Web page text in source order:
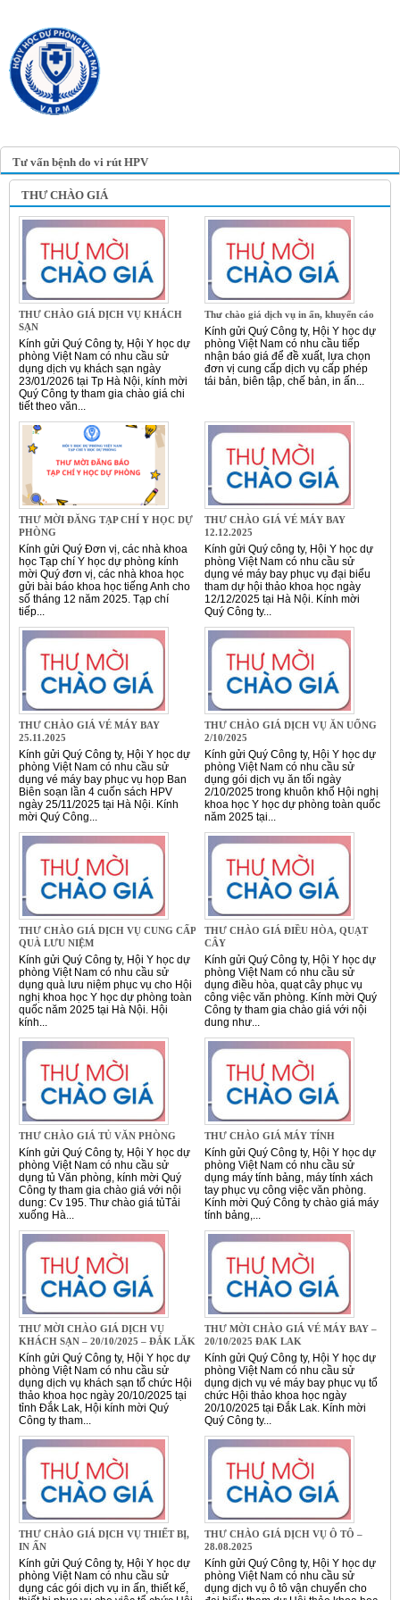
Tư vấn bệnh do vi rút HPV
THƯ CHÀO GIÁ
THƯ CHÀO GIÁ DỊCH VỤ KHÁCH
SẠN
Kính gửi Quý Công ty, Hội Y học dự
phòng Việt Nam có nhu cầu sử
dụng dịch vụ khách sạn ngày
23/01/2026 tại Tp Hà Nội, kính mời
Quý Công ty tham gia chào giá chi
tiết theo văn...
Thư chào giá dịch vụ in ấn, khuyến cáo
Kính gửi Quý Công ty, Hội Y học dự
phòng Việt Nam có nhu cầu tiếp
nhận báo giá để đề xuất, lựa chọn
đơn vị cung cấp dịch vụ cấp phép
tái bản, biên tập, chế bản, in ấn...
THƯ MỜI ĐĂNG TẠP CHÍ Y HỌC DỰ
PHÒNG
Kính gửi Quý Đơn vị, các nhà khoa
học Tạp chí Y học dự phòng kính
mời Quý đơn vị, các nhà khoa học
gửi bài báo khoa học tiếng Anh cho
số tháng 12 năm 2025. Tạp chí
tiếp...
THƯ CHÀO GIÁ VÉ MÁY BAY
12.12.2025
Kính gửi Quý công ty, Hội Y học dự
phòng Việt Nam có nhu cầu sử
dụng vé máy bay phục vụ đại biểu
tham dự hội thảo khoa học ngày
12/12/2025 tại Hà Nội. Kính mời
Quý Công ty...
THƯ CHÀO GIÁ VÉ MÁY BAY
25.11.2025
Kính gửi Quý Công ty, Hội Y học dự
phòng Việt Nam có nhu cầu sử
dụng vé máy bay phục vụ họp Ban
Biên soạn lần 4 cuốn sách HPV
ngày 25/11/2025 tại Hà Nội. Kính
mời Quý Công...
THƯ CHÀO GIÁ DỊCH VỤ ĂN UỐNG
2/10/2025
Kính gửi Quý Công ty, Hội Y học dự
phòng Việt Nam có nhu cầu sử
dụng gói dịch vụ ăn tối ngày
2/10/2025 trong khuôn khổ Hội nghị
khoa học Y học dự phòng toàn quốc
năm 2025 tại...
THƯ CHÀO GIÁ DỊCH VỤ CUNG CẤP
QUÀ LƯU NIỆM
Kính gửi Quý Công ty, Hội Y học dự
phòng Việt Nam có nhu cầu sử
dụng quà lưu niệm phục vụ cho Hội
nghị khoa học Y học dự phòng toàn
quốc năm 2025 tại Hà Nội. Hội
kính...
THƯ CHÀO GIÁ ĐIỀU HÒA, QUẠT
CÂY
Kính gửi Quý Công ty, Hội Y học dự
phòng Việt Nam có nhu cầu sử
dụng điều hòa, quạt cây phục vụ
công việc văn phòng. Kính mời Quý
Công ty tham gia chào giá với nội
dung như...
THƯ CHÀO GIÁ TỦ VĂN PHÒNG
Kính gửi Quý Công ty, Hội Y học dự
phòng Việt Nam có nhu cầu sử
dụng tủ Văn phòng, kính mời Quý
Công ty tham gia chào giá với nội
dung: Cv 195. Thư chào giá tủTải
xuống Hà...
THƯ CHÀO GIÁ MÁY TÍNH
Kính gửi Quý Công ty, Hội Y học dự
phòng Việt Nam có nhu cầu sử
dụng máy tính bảng, máy tính xách
tay phục vụ công việc văn phòng.
Kính mời Quý Công ty chào giá máy
tính bảng,...
THƯ MỜI CHÀO GIÁ DỊCH VỤ
KHÁCH SẠN – 20/10/2025 – ĐẮK LĂK
Kính gửi Quý Công ty, Hội Y học dự
phòng Việt Nam có nhu cầu sử
dụng dịch vụ khách sạn tổ chức Hội
thảo khoa học ngày 20/10/2025 tại
tỉnh Đắk Lak, Hội kính mời Quý
Công ty tham...
THƯ MỜI CHÀO GIÁ VÉ MÁY BAY –
20/10/2025 ĐAK LAK
Kính gửi Quý Công ty, Hội Y học dự
phòng Việt Nam có nhu cầu sử
dụng dịch vụ vé máy bay phục vụ tổ
chức Hội thảo khoa học ngày
20/10/2025 tại Đắk Lak. Kính mời
Quý Công ty...
THƯ CHÀO GIÁ DỊCH VỤ THIẾT BỊ,
IN ẤN
Kính gửi Quý Công ty, Hội Y học dự
phòng Việt Nam có nhu cầu sử
dụng các gói dịch vụ in ấn, thiết kế,
THƯ CHÀO GIÁ DỊCH VỤ Ô TÔ –
28.08.2025
Kính gửi Quý Công ty, Hội Y học dự
phòng Việt Nam có nhu cầu sử
dụng dịch vụ ô tô vận chuyển cho